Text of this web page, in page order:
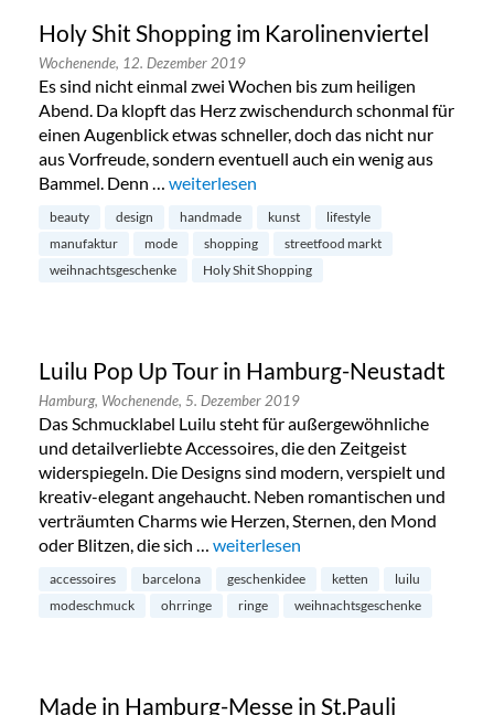
Holy Shit Shopping im Karolinenviertel
Wochenende, 12. Dezember 2019
Es sind nicht einmal zwei Wochen bis zum heiligen
Abend. Da klopft das Herz zwischendurch schonmal für
einen Augenblick etwas schneller, doch das nicht nur
aus Vorfreude, sondern eventuell auch ein wenig aus
Bammel. Denn … „Holy Shit Shopping im Karolinenviertel“
weiterlesen
beauty design handmade kunst
lifestyle
manufaktur
mode shopping
streetfood markt
weihnachtsgeschenke
Holy Shit Shopping
Luilu Pop Up Tour in Hamburg-Neustadt
Hamburg, Wochenende, 5. Dezember 2019
Das Schmucklabel Luilu steht für außergewöhnliche
und detailverliebte Accessoires, die den Zeitgeist
widerspiegeln. Die Designs sind modern, verspielt und
kreativ-elegant angehaucht. Neben romantischen und
verträumten Charms wie Herzen, Sternen, den Mond
oder Blitzen, die sich … „Luilu Pop Up Tour in Hamburg-
weiterlesen
accessoires barcelona geschenkidee ketten
luilu
modeschmuck
ohrringe ringe weihnachtsgeschenke
Made in Hamburg-Messe in St.Pauli